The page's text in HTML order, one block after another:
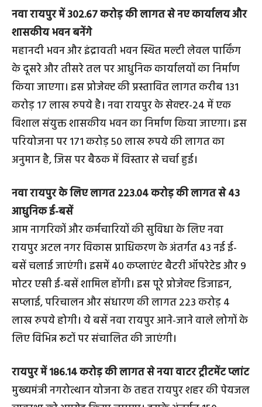
नवा रायपुर में 302.67 करोड़ की लागत से नए कार्यालय और
शासकीय भवन बनेंगे
महानदी भवन और इंद्रावती भवन स्थित मल्टी लेवल पार्किंग
के दूसरे और तीसरे तल पर आधुनिक कार्यालयों का निर्माण
किया जाएगा। इस प्रोजेक्ट की प्रस्तावित लागत करीब 131
करोड़ 17 लाख रुपये है। नवा रायपुर के सेक्टर-24 में एक
विशाल संयुक्त शासकीय भवन का निर्माण किया जाएगा। इस
परियोजना पर 171 करोड़ 50 लाख रुपये की लागत का
अनुमान है, जिस पर बैठक में विस्तार से चर्चा हुई।
नवा रायपुर के लिए लागत 223.04 करोड़ की लागत से 43
आधुनिक ई-बसें
आम नागरिकों और कर्मचारियों की सुविधा के लिए नवा
रायपुर अटल नगर विकास प्राधिकरण के अंतर्गत 43 नई ई-
बसें चलाई जाएंगी। इसमें 40 कप्लाएंट बैटरी ऑपरेटेड और 9
मोटर एसी ई-बसें शामिल होंगी। इस पूरे प्रोजेक्ट डिजाइन,
सप्लाई, परिचालन और संधारण की लागत 223 करोड़ 4
लाख रुपये होगी। ये बसें नवा रायपुर आने-जाने वाले लोगों के
लिए विभिन्न रूटों पर संचालित की जाएंगी।
रायपुर में 186.14 करोड़ की लागत से नया वाटर ट्रीटमेंट प्लांट
मुख्यमंत्री नगरोत्थान योजना के तहत रायपुर शहर की पेयजल